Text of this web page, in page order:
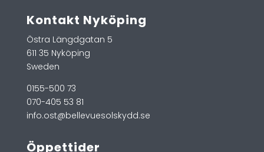
Kontakt Nyköping
Östra Längdgatan 5
611 35 Nyköping
Sweden
0155-500 73
070-405 53 81
info.ost@bellevuesolskydd.se
Öppettider